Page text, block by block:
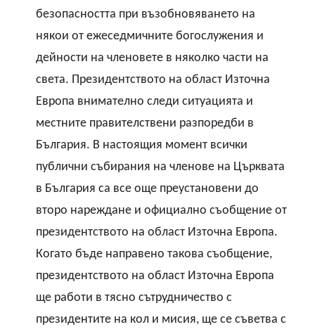
безопасността при възобновяването на
някои от ежеседмичните богослужения и
дейности на членовете в няколко части на
света. Президентството на област Източна
Европа внимателно следи ситуацията и
местните правителствени разпоредби в
България. В настоящия момент всички
публични събирания на членове на Църквата
в България са все още преустановени до
второ нареждане и официално съобщение от
президентството на област Източна Европа.
Когато бъде направено такова съобщение,
президентството на област Източна Европа
ще работи в тясно сътрудничество с
президентите на кол и мисия, ще се съветва с